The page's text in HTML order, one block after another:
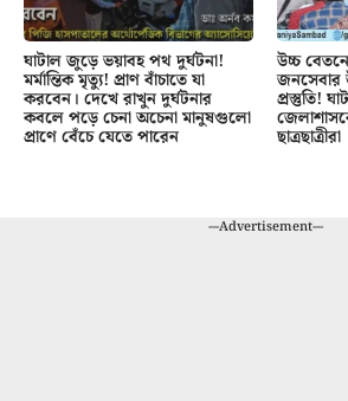
ঘাটাল জুড়ে ভয়াবহ পথ দুর্ঘটনা!
মর্মান্তিক মৃত্যু! প্রাণ বাঁচাতে যা
করবেন। দেখে রাখুন দুর্ঘটনার
কবলে পড়ে চেনা অচেনা মানুষগুলো
প্রাণে বেঁচে যেতে পারেন
উচ্চ
জনসেবার
প্রস্তুতি!
ছাত্রছাত্রীরা
---Advertisement---